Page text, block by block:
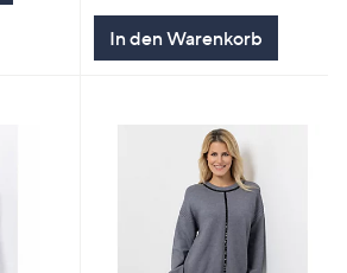
In den Warenkorb